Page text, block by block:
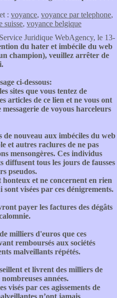
: voyance, voyance par telephone,
suisse, voyance belgique
Juridique WebAgency, le 13-
du hater et imbécile du web
champion), veuillez arrêter de
ci-dessous:
sites que vous tentez de
articles de ce lien et ne vous ont
de voyous harceleurs
de nouveau aux imbéciles du web
et autres raclures de ne pas
mensongères. Ces individus
diffusent tous les jours de fausses
pseudos.
et ne concernent en rien
sont visées par ces dénigrements.
payer les factures des dégâts
milliers d'euros que ces
remboursés aux sociétés
malveillants répétés.
et livrent des milliers de
années.
visés par ces agissements de
n’ont jamais